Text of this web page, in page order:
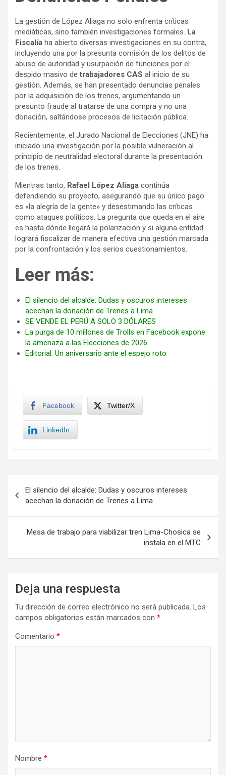
La gestión de López Aliaga no solo enfrenta críticas
mediáticas, sino también investigaciones formales. La
Fiscalía ha abierto diversas investigaciones en su contra,
incluyendo una por la presunta comisión de los delitos de
abuso de autoridad y usurpación de funciones por el
despido masivo detrabajadores CAS al inicio de su
gestión. Además, se han presentado denuncias penales
por la adquisición de los trenes, argumentando un
presunto fraude al tratarse de una compra y no una
donación, saltándose procesos de licitación pública.
Recientemente, el Jurado Nacional de Elecciones (JNE) ha
iniciado una investigación por la posible vulneración al
principio de neutralidad electoral durante la presentación
de los trenes.
Mientras tanto, Rafael López Aliaga continúa
defendiendo su proyecto, asegurando que su único pago
es «la alegría de la gente» y desestimando las críticas
como ataques políticos. La pregunta que queda en el aire
es hasta dónde llegará la polarización y si alguna entidad
logrará fiscalizar de manera efectiva una gestión marcada
por la confrontación y los serios cuestionamientos.
Leer más:
El silencio del alcalde: Dudas y oscuros intereses
acechan la donación de Trenes a Lima
SE VENDE EL PERÚ A SOLO 3 DÓLARES
La purga de 10 millones de Trolls en Facebook expone
la amenaza a las Elecciones de 2026
Editorial: Un aniversario ante el espejo roto
Facebook Twitter/X
LinkedIn
de
entradas
El silencio del alcalde: Dudas y oscuros intereses
acechan la donación de Trenes a Lima
Mesa de trabajo para viabilizar tren Lima-Chosica se
instala en el MTC
Deja una respuesta
Tu dirección de correo electrónico no será publicada. Los
campos obligatorios están marcados con *
Comentario *
Nombre *